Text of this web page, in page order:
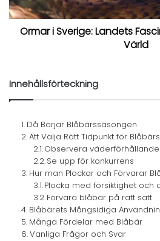
Ormar i Sverige: Landets
Värld
Innehållsförteckning
Då Börjar Blåbärssäsongen
Att Välja Rätt Tidpunkt för
Observera
Se upp för konkurrens
Hur man Plockar och Förvarar
Plocka med försiktighet och
Förvara blåbär på rätt sätt
Blåbärets Mångsidiga
Många Fördelar med Blåbär
Vanliga Frågor och Svar